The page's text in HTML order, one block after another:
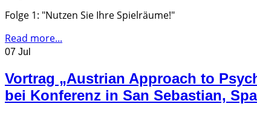
Folge 1: "Nutzen Sie Ihre Spielräume!"
Read more...
07 Jul
Vortrag „Austrian Approach to
bei Konferenz in San Sebastian,